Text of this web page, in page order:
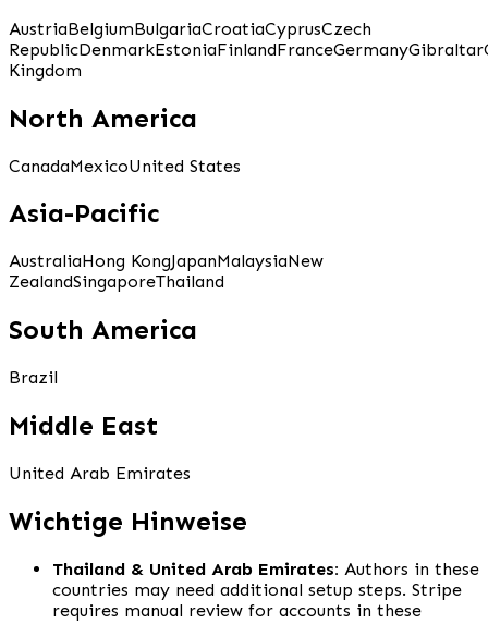
AustriaBelgiumBulgariaCroatiaCyprusCzech
RepublicDenmarkEstoniaFinlandFranceGermanyGibraltar
Kingdom
North America
CanadaMexicoUnited States
Asia-Pacific
AustraliaHong KongJapanMalaysiaNew
ZealandSingaporeThailand
South America
Brazil
Middle East
United Arab Emirates
Wichtige Hinweise
Thailand & United Arab Emirates: Authors in these
countries may need additional setup steps. Stripe
requires manual review for accounts in these